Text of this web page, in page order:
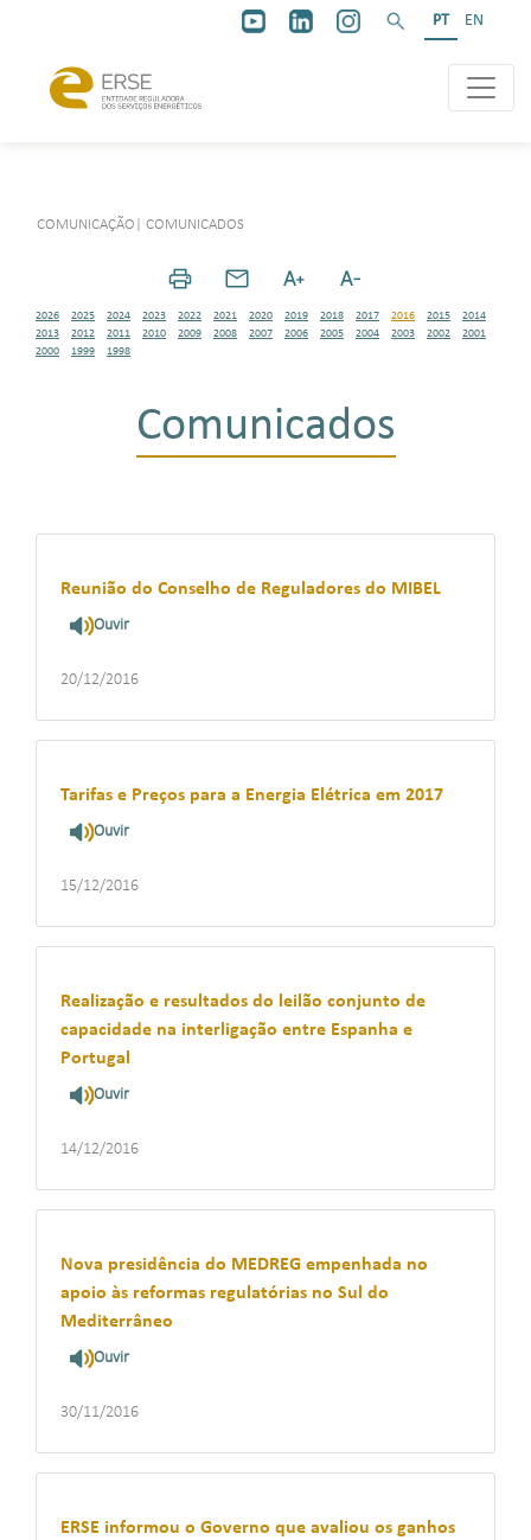
PT EN
COMUNICAÇÃO COMUNICADOS
2026 2025 2024 2023 2022 2021 2020 2019 2018 2017 2016 2015
2014
2013
2012 2011 2010 2009 2008 2007 2006 2005 2004 2003 2002
2001
2000
1999 1998
Comunicados
Reunião do Conselho de Reguladores do MIBEL
Ouvir
20/12/2016
Tarifas e Preços para a Energia Elétrica em 2017
Ouvir
15/12/2016
Realização e resultados do leilão conjunto de
capacidade na interligação entre Espanha e
Portugal
Ouvir
14/12/2016
Nova presidência do MEDREG empenhada no
apoio às reformas regulatórias no Sul do
Mediterrâneo
Ouvir
30/11/2016
ERSE informou o Governo que avaliou os ganhos